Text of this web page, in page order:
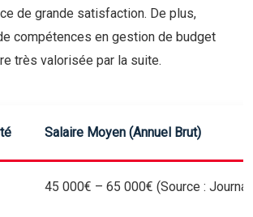
de grande satisfaction. De plus,
compétences en gestion de budget
très valorisée par la suite.
Salaire Moyen (Annuel Brut)
45 000€ – 65 000€ (Source :